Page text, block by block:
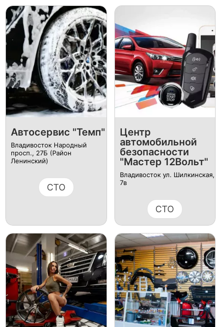
Автосервис "Темп"
Владивосток Народный
просп., 27Б (Район
Ленинский)
СТО
Центр
автомобильной
безопасности
"Мастер 12Вольт"
Владивосток ул. Шилкинская,
7в
СТО